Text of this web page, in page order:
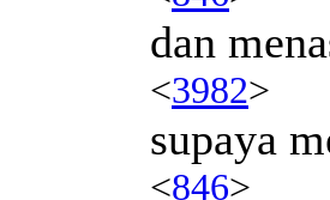
dan
<3982>
supaya
<846>